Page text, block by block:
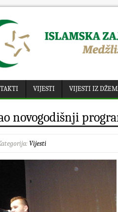
VIJESTI VIJESTI IZ
novogodišnji
Vijesti